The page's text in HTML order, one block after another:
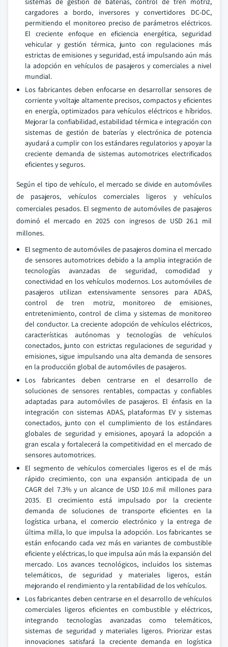
cargadores a bordo, inversores y convertidores DC-DC,
permitiendo el monitoreo preciso de parámetros eléctricos.
El creciente enfoque en eficiencia energética, seguridad
vehicular y gestión térmica, junto con regulaciones más
estrictas de emisiones y seguridad, está impulsando aún más
la adopción en vehículos de pasajeros y comerciales a nivel
mundial.
Los fabricantes deben enfocarse en desarrollar sensores de
corriente y voltaje altamente precisos, compactos y eficientes
en energía, optimizados para vehículos eléctricos e híbridos.
Mejorar la confiabilidad, estabilidad térmica e integración con
sistemas de gestión de baterías y electrónica de potencia
ayudará a cumplir con los estándares regulatorios y apoyar la
creciente demanda de sistemas automotrices electrificados
eficientes y seguros.
Según el tipo de vehículo, el mercado se divide en automóviles
de pasajeros, vehículos comerciales ligeros y vehículos
comerciales pesados. El segmento de automóviles de pasajeros
dominó el mercado en 2025 con ingresos de USD 26.1 mil
millones.
El segmento de automóviles de pasajeros domina el mercado
de sensores automotrices debido a la amplia integración de
tecnologías avanzadas de seguridad, comodidad y
conectividad en los vehículos modernos. Los automóviles de
pasajeros utilizan extensivamente sensores para ADAS,
control de tren motriz, monitoreo de emisiones,
entretenimiento, control de clima y sistemas de monitoreo
del conductor. La creciente adopción de vehículos eléctricos,
características autónomas y tecnologías de vehículos
conectados, junto con estrictas regulaciones de seguridad y
emisiones, sigue impulsando una alta demanda de sensores
en la producción global de automóviles de pasajeros.
Los fabricantes deben centrarse en el desarrollo de
soluciones de sensores rentables, compactas y confiables
adaptadas para automóviles de pasajeros. El énfasis en la
integración con sistemas ADAS, plataformas EV y sistemas
conectados, junto con el cumplimiento de los estándares
globales de seguridad y emisiones, apoyará la adopción a
gran escala y fortalecerá la competitividad en el mercado de
sensores automotrices.
El segmento de vehículos comerciales ligeros es el de más
rápido crecimiento, con una expansión anticipada de un
CAGR del 7.3% y un alcance de USD 10.6 mil millones para
2035. El crecimiento está impulsado por la creciente
demanda de soluciones de transporte eficientes en la
logística urbana, el comercio electrónico y la entrega de
última milla, lo que impulsa la adopción. Los fabricantes se
están enfocando cada vez más en variantes de combustible
eficiente y eléctricas, lo que impulsa aún más la expansión del
mercado. Los avances tecnológicos, incluidos los sistemas
telemáticos, de seguridad y materiales ligeros, están
mejorando el rendimiento y la rentabilidad de los vehículos.
Los fabricantes deben centrarse en el desarrollo de vehículos
comerciales ligeros eficientes en combustible y eléctricos,
integrando tecnologías avanzadas como telemáticos,
sistemas de seguridad y materiales ligeros. Priorizar estas
innovaciones satisfará la creciente demanda en logística